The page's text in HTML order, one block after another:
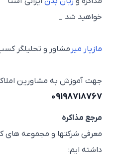
خواهید شد _
مازیار میر مشاور و تحلیلگر کسب و
جهت آموزش به مشاورین املاک
۰۹۱۹۸۷۱۸۷۶۷
مرجع مذاکره
معرفی شرکتها و مجموعه های که با
داشته ایم: